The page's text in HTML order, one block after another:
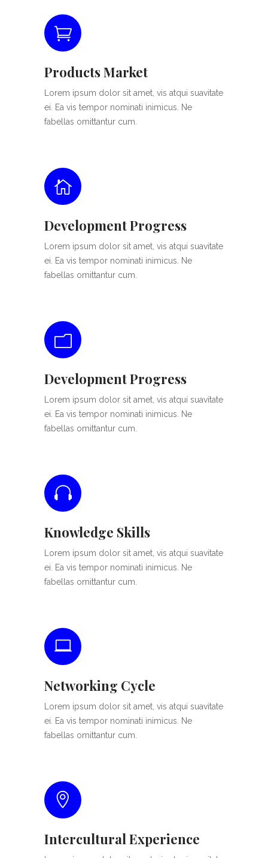
Products Market
Lorem ipsum dolor sit amet, vis atqui suavitate
ei. Ea vis tempor nominati inimicus. Ne
fabellas omittantur cum.
Development Progress
Lorem ipsum dolor sit amet, vis atqui suavitate
ei. Ea vis tempor nominati inimicus. Ne
fabellas omittantur cum.
Development Progress
Lorem ipsum dolor sit amet, vis atqui suavitate
ei. Ea vis tempor nominati inimicus. Ne
fabellas omittantur cum.
Knowledge Skills
Lorem ipsum dolor sit amet, vis atqui suavitate
ei. Ea vis tempor nominati inimicus. Ne
fabellas omittantur cum.
Networking Cycle
Lorem ipsum dolor sit amet, vis atqui suavitate
ei. Ea vis tempor nominati inimicus. Ne
fabellas omittantur cum.
Intercultural Experience